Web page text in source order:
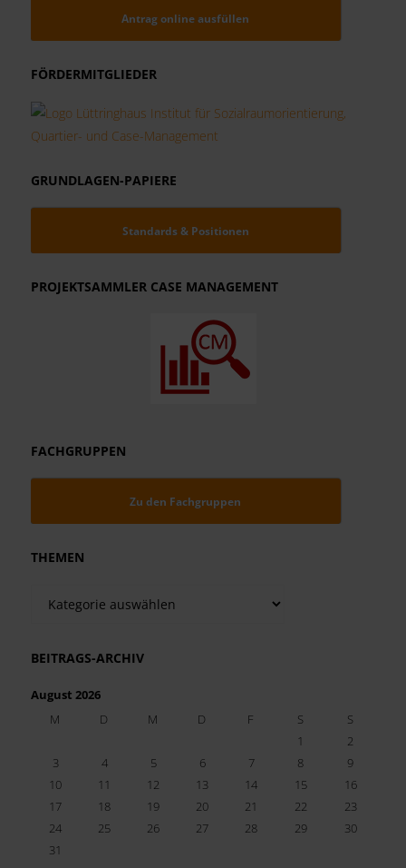
Antrag online ausfüllen
FÖRDERMITGLIEDER
GRUNDLAGEN-PAPIERE
Standards & Positionen
PROJEKTSAMMLER CASE MANAGEMENT
FACHGRUPPEN
Zu den Fachgruppen
THEMEN
BEITRAGS-ARCHIV
August 2026
M
D M D F S
S
1
2
3
4 5 6 7 8
9
10
11 12 13 14 15
16
17
18 19 20 21 22
23
24
25 26 27 28 29
30
31